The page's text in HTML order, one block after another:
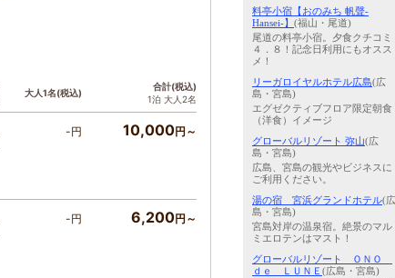
大人1名(税込)
合計(税込)
1泊 大人2名
-円 10,000円～
-円 6,200円～
料亭小宿【おのみち 帆聲-
Hansei-】 (福山・尾道)
尾道の料亭小宿。夕食クチコミ
４．８！記念日利用にもオスス
メ！
リーガロイヤルホテル広島(広
島・宮島)
エグゼクティブフロア限定朝食
（洋食）イメージ
グローバルリゾート 弥山(広
島・宮島)
広島、宮島の観光やビジネスに
ご利用ください。
湯の宿 宮浜グランドホテル(広
島・宮島)
宮島対岸の温泉宿。絶景のマル
ミエロテンはマスト！
グローバルリゾート ＯＮＯ
ｄｅ ＬＵＮＥ (広島・宮島)